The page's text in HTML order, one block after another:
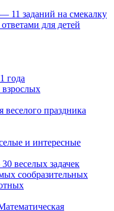
11 заданий на смекалку
для детей
года
праздника
и интересные
веселых задачек
сообразительных